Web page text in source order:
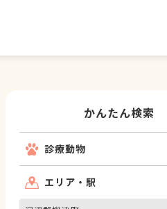
かんたん検索
診療動物
エリア・駅